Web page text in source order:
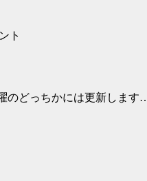
には更新します